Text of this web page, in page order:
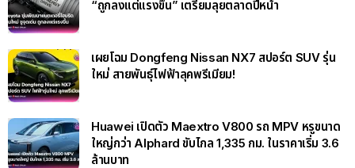
“ถูกลงแต่แรงขึ้น” เตรียมลุยตลาดปีหน้า
เผยโฉม Dongfeng Nissan NX7 สปอร์ต SUV รุ่น
ใหม่ สายพันธุ์ไฟฟ้าลุคพรีเมียม!
Huawei เปิดตัว Maextro V800 รถ MPV หรูขนาด
ใหญ่กว่า Alphard ขับไกล 1,335 กม. ในราคาเริ่ม 3.6
ล้านบาท